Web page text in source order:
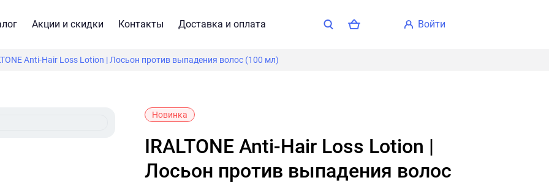
Акции и скидки Контакты Доставка и оплата войти
Anti-Hair Loss Lotion | Лосьон против выпадения волос (100 мл)
Новинка
IRALTONE Anti-Hair Loss Lotion |
Лосьон против выпадения волос